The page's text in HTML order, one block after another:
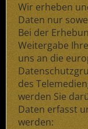
Wir erheben
Daten nur
Bei der
Weitergabe
uns an die
des
werden Sie
Daten erfasst
werden: